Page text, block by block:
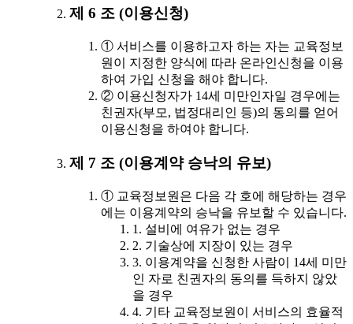
제 6 조 (이용신청)
① 서비스를 이용하고자 하는 자는 교육정보
원이 지정한 양식에 따라 온라인신청을 이용
하여 가입 신청을 해야 합니다.
② 이용신청자가 14세 미만인자일 경우에는
친권자(부모, 법정대리인 등)의 동의를 얻어
이용신청을 하여야 합니다.
제 7 조 (이용계약 승낙의 유보)
① 교육정보원은 다음 각 호에 해당하는 경우
에는 이용계약의 승낙을 유보할 수 있습니다.
1. 설비에 여유가 없는 경우
2. 기술상에 지장이 있는 경우
3. 이용계약을 신청한 사람이 14세 미만
인 자로 친권자의 동의를 득하지 않았
을 경우
4. 기타 교육정보원이 서비스의 효율적